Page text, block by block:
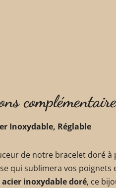
Inoxydable, Réglable
de notre bracelet doré à
qui sublimera vos poignets
acier inoxydable doré, ce